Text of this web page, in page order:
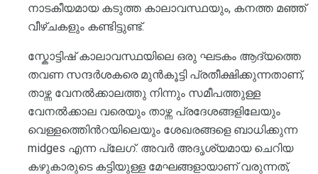
നാടകീയമായ കടുത്ത കാലാവസ്ഥയും, കനത്ത മഞ്ഞ്
വീഴ്ചകളും കണ്ടിട്ടുണ്ട്.
സ്കോട്ടിഷ് കാലാവസ്ഥയിലെ ഒരു ഘടകം ആദ്യത്തെ
തവണ സന്ദർശകരെ മുൻകൂട്ടി പ്രതീക്ഷിക്കുന്നതാണ്,
താഴ്ന്ന വേനൽക്കാലത്തു നിന്നും സമീപത്തുള്ള
വേനൽക്കാല വരെയും താഴ്ന്ന പ്രദേശങ്ങളിലേയും
വെള്ളത്തിെൻറയിലെയും ശേഖരങ്ങളെ ബാധിക്കുന്ന
midges എന്ന പ്ലേഗ്. അവർ അദൃശ്യമായ ചെറിയ
കഴുകാരുടെ കട്ടിയുള്ള മേഘങ്ങളായാണ് വരുന്നത്,